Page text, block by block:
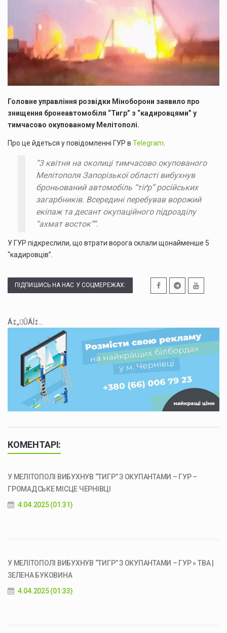
Головне управління розвідки Міноборони заявило про
знищення бронеавтомобіля “Тигр” з “кадировцями” у
тимчасово окупованому Мелітополі.
Про це йдеться у повідомленні ГУР в Telegram
“3 квітня на околиці тимчасово окупованого
Мелітополя Запорізької області вибухнув
броньований автомобіль “тіґр” російських
загарбників. Всередині перебував ворожий
екіпаж та десант окупаційного підрозділу
“ахмат восток””.
У ГУР підкреслили, що втрати ворога склали щонайменше 5
“кадировців”.
ПІДПИШИСЬ НА НАС У СОЦМЕРЕЖАХ:
Á‡„ÛÁÍ‡...
КОМЕНТАРІ:
У МЕЛІТОПОЛІ ВИБУХНУВ “ТИГР” З ОКУПАНТАМИ – ГУР –
ГРОМАДСЬКЕ МІСЦЕ ЧЕРНІВЦІ
4.04.2025 (01:31)
У МЕЛІТОПОЛІ ВИБУХНУВ “ТИГР” З ОКУПАНТАМИ – ГУР » ТВА |
ЗЕЛЕНА БУКОВИНА
4.04.2025 (01:33)